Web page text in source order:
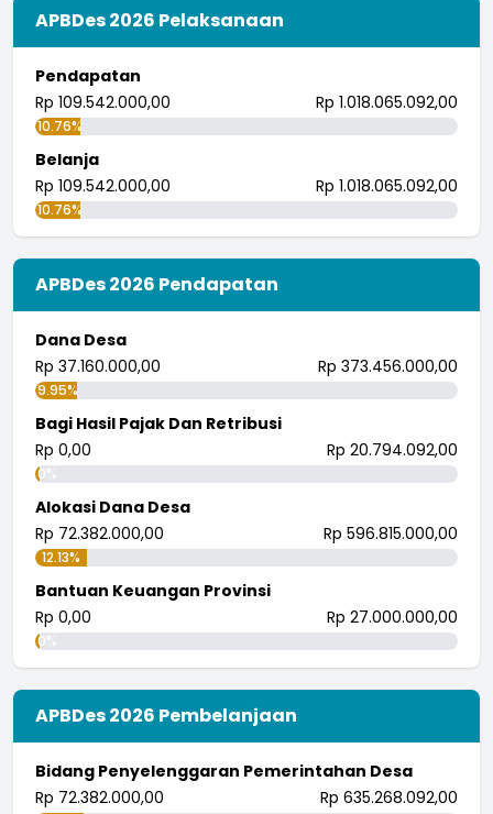
APBDes 2026 Pelaksanaan
Pendapatan
Rp 109.542.000,00
Rp 1.018.065.092,00
10.76%
Belanja
Rp 109.542.000,00
Rp 1.018.065.092,00
10.76%
APBDes 2026 Pendapatan
Dana Desa
Rp 37.160.000,00
Rp 373.456.000,00
9.95%
Bagi Hasil Pajak Dan Retribusi
Rp 0,00
Rp 20.794.092,00
0%
Alokasi Dana Desa
Rp 72.382.000,00
Rp 596.815.000,00
12.13%
Bantuan Keuangan Provinsi
Rp 0,00
Rp 27.000.000,00
0%
APBDes 2026 Pembelanjaan
Bidang Penyelenggaran Pemerintahan Desa
Rp 72.382.000,00
Rp 635.268.092,00